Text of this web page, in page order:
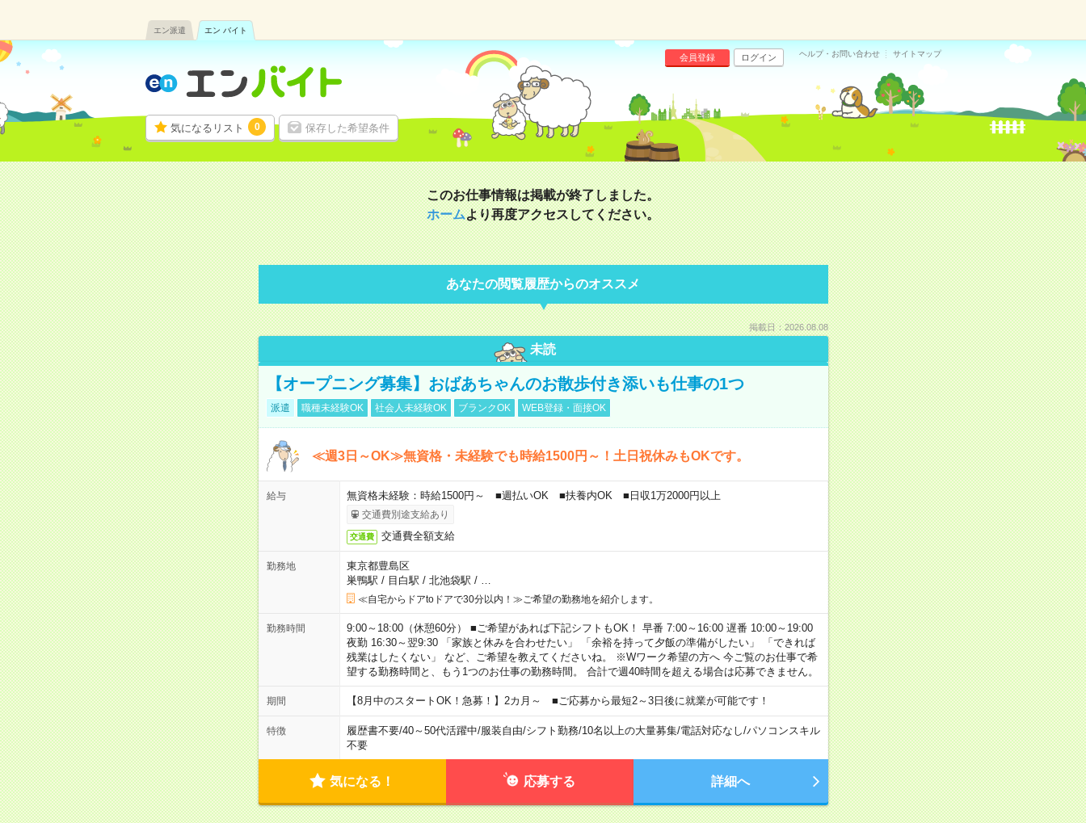
エン派遣 エン バイト
気になるリスト 0 保存した希望条件
会員登録 ログイン ヘルプ・お問い合わせ サイトマップ
このお仕事情報は掲載が終了しました。
ホームより再度アクセスしてください。
あなたの閲覧履歴からのオススメ
掲載日：2026.08.08
未読
【オープニング募集】おばあちゃんのお散歩付き添いも仕事の1つ
派遣 職種未経験OK 社会人未経験OK ブランクOK WEB登録・面接OK
≪週3日～OK≫無資格・未経験でも時給1500円～！土日祝休みもOKです。
給与 無資格未経験：時給1500円～ ■週払いOK ■扶養内OK ■日収1万2000円以上
交通費別途支給あり
交通費 交通費全額支給
勤務地
東京都豊島区
巣鴨駅 / 目白駅 / 北池袋駅 / …
≪自宅からドアtoドアで30分以内！≫ご希望の勤務地を紹介します。
勤務時間
9:00～18:00（休憩60分） ■ご希望があれば下記シフトもOK！ 早番 7:00～16:00 遅番 10:00～19:00
夜勤 16:30～翌9:30 「家族と休みを合わせたい」 「余裕を持って夕飯の準備がしたい」 「できれば
残業はしたくない」 など、ご希望を教えてくださいね。 ※Wワーク希望の方へ 今ご覧のお仕事で希
望する勤務時間と、もう1つのお仕事の勤務時間。 合計で週40時間を超える場合は応募できません。
期間 【8月中のスタートOK！急募！】2カ月～ ■ご応募から最短2～3日後に就業が可能です！
特徴 履歴書不要/40～50代活躍中/服装自由/シフト勤務/10名以上の大量募集/電話対応なし/パソコンスキル
不要
気になる！ 応募する 詳細へ